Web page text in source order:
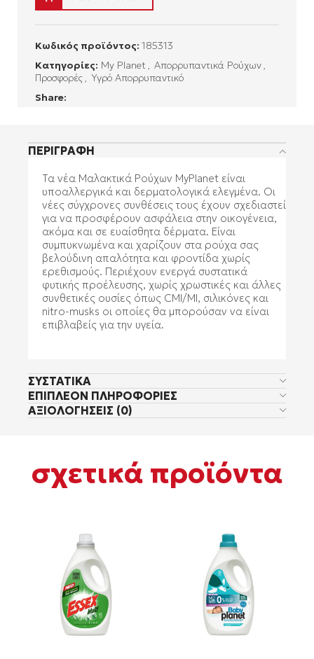
Κωδικός προϊόντος: 185313
Κατηγορίες: My Planet , Απορρυπαντικά Ρούχων,
Προσφορές, Υγρό Απορρυπαντικό
Share:
ΠΕΡΙΓΡΑΦΉ
Τα νέα Μαλακτικά Ρούχων MyPlanet είναι
υποαλλεργικά και δερματολογικά ελεγμένα. Οι
νέες σύγχρονες συνθέσεις τους έχουν σχεδιαστεί
για να προσφέρουν ασφάλεια στην οικογένεια,
ακόμα και σε ευαίσθητα δέρματα. Είναι
συμπυκνωμένα και χαρίζουν στα ρούχα σας
βελούδινη απαλότητα και φροντίδα χωρίς
ερεθισμούς. Περιέχουν ενεργά συστατικά
φυτικής προέλευσης, χωρίς χρωστικές και άλλες
συνθετικές ουσίες όπως CMI/MI, σιλικόνες και
nitro-musks οι οποίες θα μπορούσαν να είναι
επιβλαβείς για την υγεία.
ΣΥΣΤΑΤΙΚΑ
ΕΠΙΠΛΈΟΝ ΠΛΗΡΟΦΟΡΊΕΣ
ΑΞΙΟΛΟΓΉΣΕΙΣ (0)
σχετικά προϊόντα